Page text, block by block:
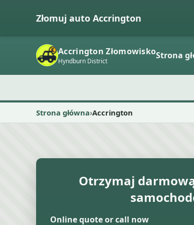
Złomuj auto Accrington
Accrington Złomowisko
Hyndburn District Strona
Strona główna Accrington
Otrzymaj
Online quote or call now